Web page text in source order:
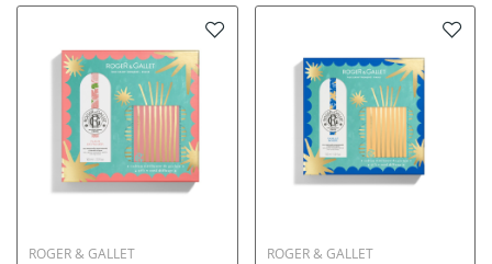
ROGER & GALLET ROGER & GALLET